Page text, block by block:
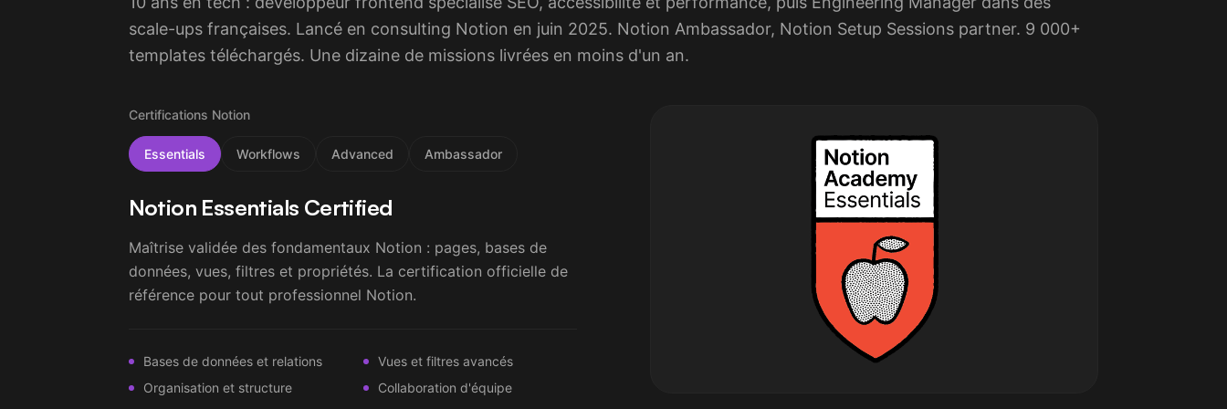
scale-ups françaises. Lancé en consulting Notion en juin 2025. Notion Ambassador, Notion Setup Sessions partner. 9 000+
templates téléchargés. Une dizaine de missions livrées en moins d'un an.
Certifications Notion
Essentials Workflows Advanced Ambassador
Notion Essentials Certified
Maîtrise validée des fondamentaux Notion : pages, bases de
données, vues, filtres et propriétés. La certification officielle de
référence pour tout professionnel Notion.
Bases de données et relations
Vues et filtres avancés
Organisation et structure
Collaboration d'équipe